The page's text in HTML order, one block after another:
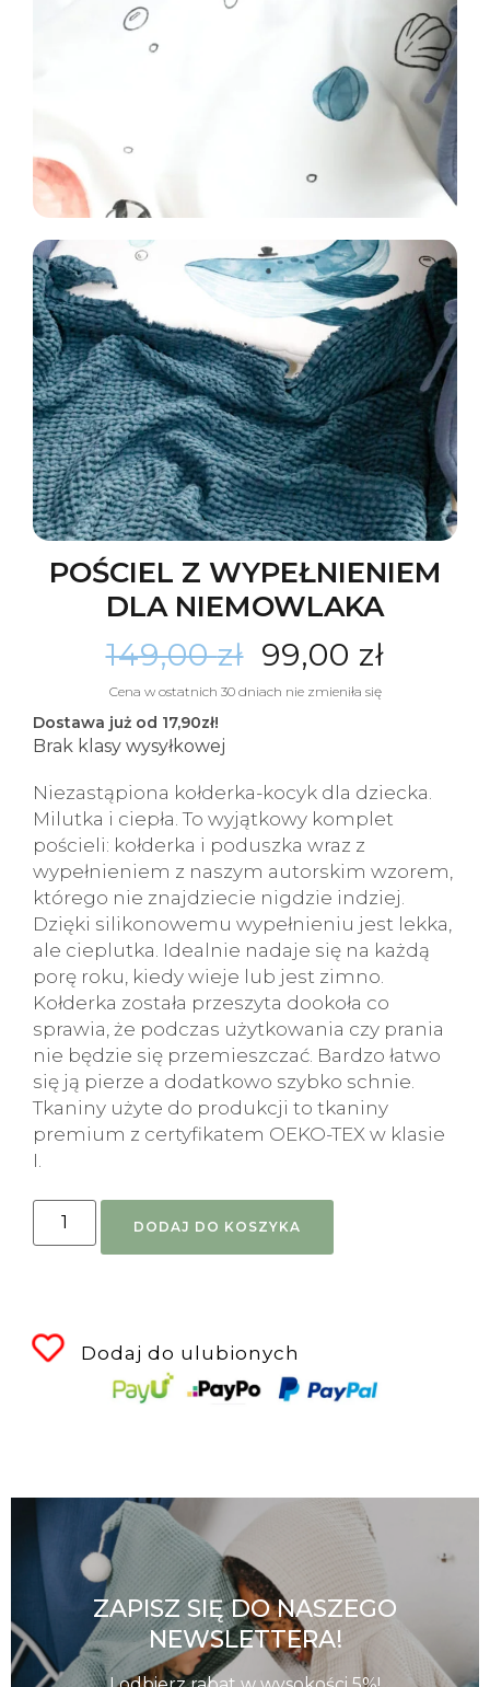
POŚCIEL Z WYPEŁNIENIEM
DLA NIEMOWLAKA
149,00zł 99,00 zł
Cena w ostatnich 30 dniach nie zmieniła się
Dostawa już od 17,90zł!
Brak klasy wysyłkowej
Niezastąpiona kołderka-kocyk dla dziecka.
Milutka i ciepła. To wyjątkowy komplet
pościeli: kołderka i poduszka wraz z
wypełnieniem z naszym autorskim wzorem,
którego nie znajdziecie nigdzie indziej.
Dzięki silikonowemu wypełnieniu jest lekka,
ale cieplutka. Idealnie nadaje się na każdą
porę roku, kiedy wieje lub jest zimno.
Kołderka została przeszyta dookoła co
sprawia, że podczas użytkowania czy prania
nie będzie się przemieszczać. Bardzo łatwo
się ją pierze a dodatkowo szybko schnie.
Tkaniny użyte do produkcji to tkaniny
premium z certyfikatem OEKO-TEX w klasie
I.
DODAJ DO KOSZYKA
Dodaj do ulubionych
ZAPISZ SIĘ DO NASZEGO
NEWSLETTERA!